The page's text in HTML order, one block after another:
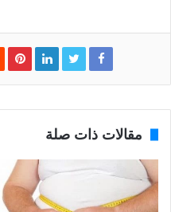
مقالات ذات صلة